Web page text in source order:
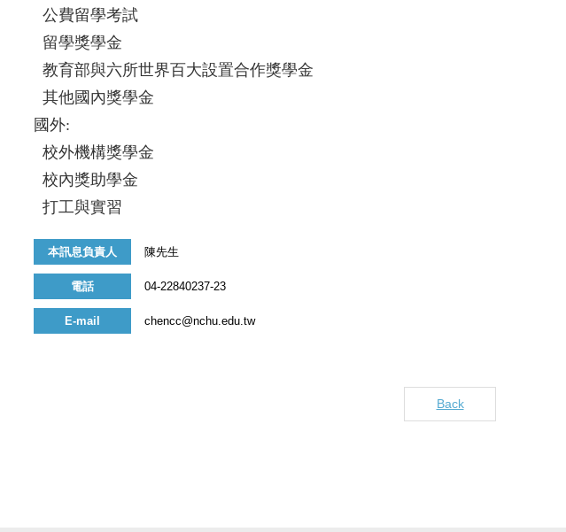
公費留學考試
留學獎學金
教育部與六所世界百大設置合作獎學金
其他國內獎學金
國外:
校外機構獎學金
校內獎助學金
打工與實習
本訊息負責人 陳先生
電話 04-22840237-23
E-mail chencc@nchu.edu.tw
Back